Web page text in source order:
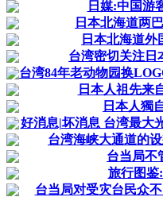
日媒:中国游
日本北海道两
日本北海道外
台湾密切关注日
台湾84年老动物园换
日本人祖先来
日本人獨
好消息|坏消息 台湾最大
台湾海峡大通道的
台当局不
旅行图鉴
台当局对受灾台民众